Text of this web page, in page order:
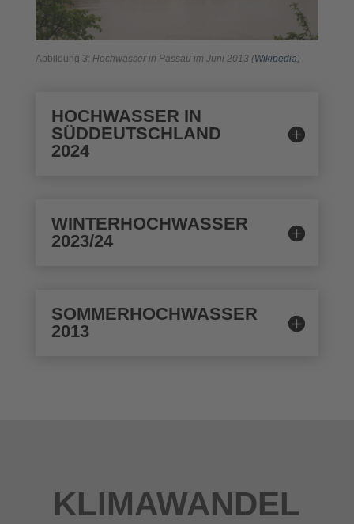
Abbildung 3: Hochwasser in Passau im Juni 2013 (Wikipedia)
HOCHWASSER IN
SÜDDEUTSCHLAND
2024
WINTERHOCHWASSER
2023/24
SOMMERHOCHWASSER
2013
KLIMAWANDEL